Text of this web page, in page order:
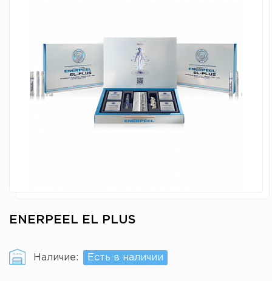
ENERPEEL EL PLUS
Наличие: Есть в наличии